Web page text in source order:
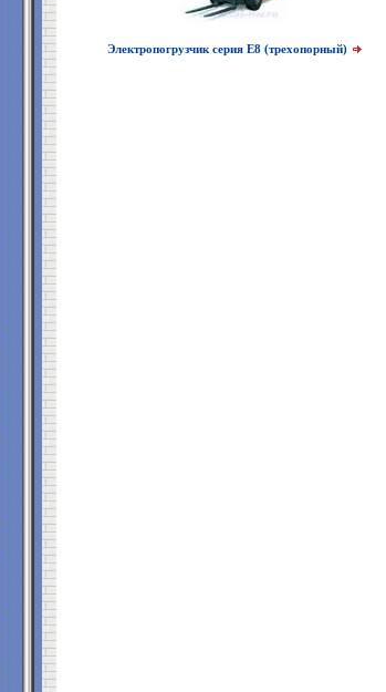
Электропогрузчик серия Е8 (трехопорный)